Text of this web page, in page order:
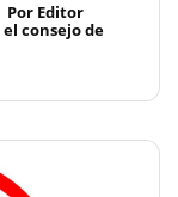
Editor
consejo de